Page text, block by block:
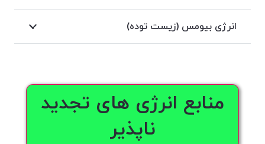
انرژی بیومس (زیست توده)
منابع انرژی های تجدید
ناپذیر